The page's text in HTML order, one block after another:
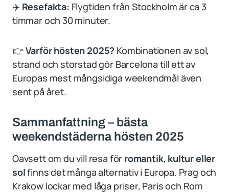
✈️ Resefakta: Flygtiden från Stockholm är ca 3
timmar och 30 minuter.
👉Varför hösten 2025? Kombinationen av sol,
strand och storstad gör Barcelona till ett av
Europas mest mångsidiga weekendmål även
sent på året.
Sammanfattning – bästa
weekendstäderna hösten 2025
Oavsett om du vill resa för romantik, kultur eller
solfinns det många alternativ i Europa. Prag och
Krakow lockar med låga priser, Paris och Rom